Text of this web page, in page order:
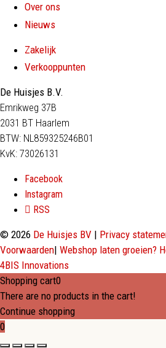
Over ons
Nieuws
Zakelijk
Verkooppunten
De Huisjes B.V.
Emrikweg 37B
2031 BT Haarlem
BTW: NL859325246B01
KvK: 73026131
Facebook
Instagram
RSS
© 2026 De Huisjes BV | Privacy
Voorwaarden| Webshop laten groeien?
4BIS Innovations
Shopping cart0
There are no products in the cart!
Continue shopping
0